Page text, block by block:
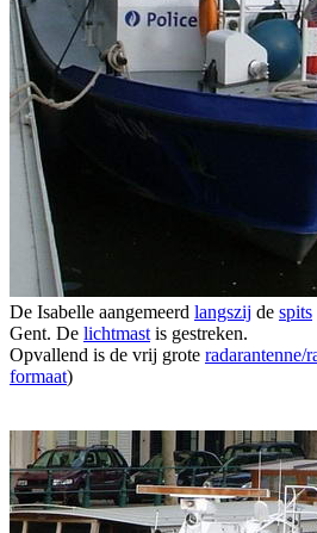
De Isabelle aangemeerd langszij de spits
Gent. De lichtmast is gestreken.
Opvallend is de vrij grote radarantenne/
formaat)